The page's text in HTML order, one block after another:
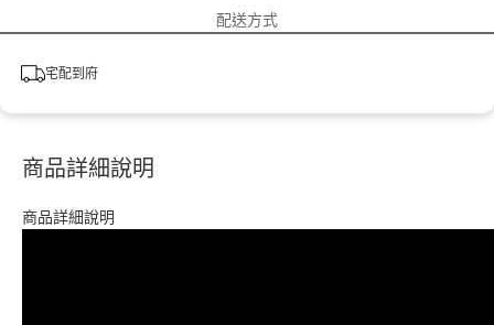
配送方式
宅配到府
商品詳細說明
商品詳細說明